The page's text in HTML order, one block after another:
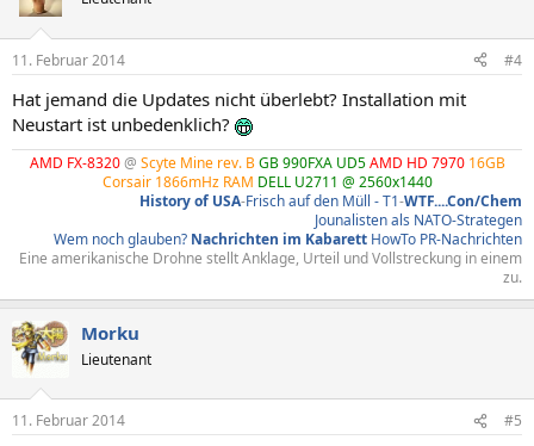
11. Februar 2014 #4
Hat jemand die Updates nicht überlebt? Installation mit
Neustart ist unbedenklich?
AMD FX-8320@ Scyte Mine rev. B GB 990FXA UD5 AMD HD 7970 16GB
Corsair 1866mHz RAM DELL U2711 @ 2560x1440
History of USA-Frisch auf den Müll - T1-WTF....Con/Chem
Jounalisten als NATO-Strategen
Wem noch glauben? Nachrichten im Kabarett HowTo PR-Nachrichten
Eine amerikanische Drohne stellt Anklage, Urteil und Vollstreckung in einem
zu.​
Morku
Lieutenant
11. Februar 2014 #5